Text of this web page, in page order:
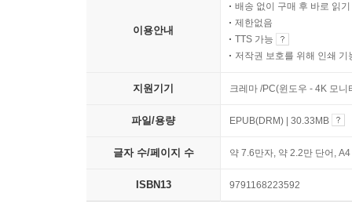
이용안내
배송 없이 구매 후 바로 읽기
제한없음
TTS 가능
저작권 보호를 위해 인쇄 기
지원기기 크레마 /PC(윈도우 - 4K 모
파일/용량 EPUB(DRM) | 30.33MB
글자 수/페이지 수 약 7.6만자, 약 2.2만 단어,
ISBN13 9791168223592